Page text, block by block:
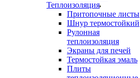
Теплоизоляция
Притопочные листы
Шнур термостойкий
Рулонная
теплоизоляция
Экраны для печей
Термостойкая эмаль
Плиты